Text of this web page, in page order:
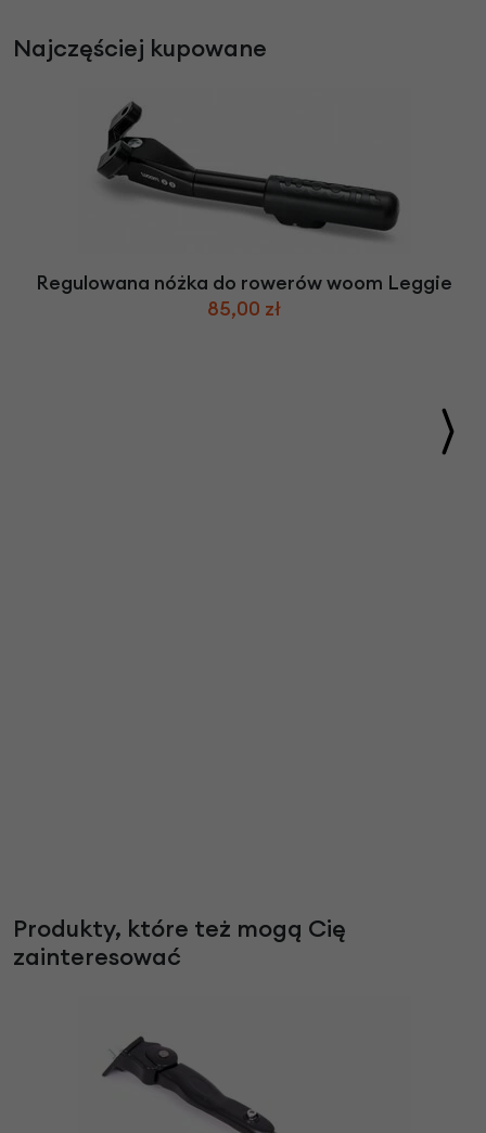
Najczęściej kupowane
Regulowana nóżka do rowerów woom Leggie
85,00 zł
Produkty, które też mogą Cię
zainteresować